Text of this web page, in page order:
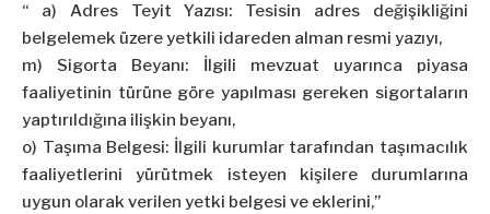
“ a) Adres Teyit Yazısı: Tesisin adres değişikliğini
belgelemek üzere yetkili idareden alman resmi yazıyı,
m) Sigorta Beyanı: İlgili mevzuat uyarınca piyasa
faaliyetinin türüne göre yapılması gereken sigortaların
yaptırıldığına ilişkin beyanı,
o) Taşıma Belgesi: İlgili kurumlar tarafından taşımacılık
faaliyetlerini yürütmek isteyen kişilere durumlarına
uygun olarak verilen yetki belgesi ve eklerini,”